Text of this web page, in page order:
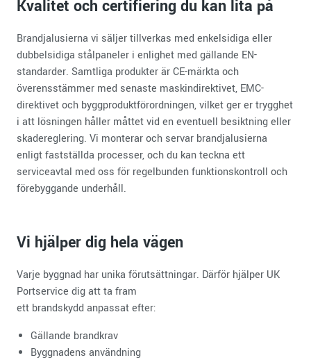
Kvalitet och certifiering du kan lita på
Brandjalusierna vi säljer tillverkas med enkelsidiga eller
dubbelsidiga stålpaneler i enlighet med gällande EN-
standarder. Samtliga produkter är CE-märkta och
överensstämmer med senaste maskindirektivet, EMC-
direktivet och byggproduktförordningen, vilket ger er trygghet
i att lösningen håller måttet vid en eventuell besiktning eller
skadereglering. Vi monterar och servar brandjalusierna
enligt fastställda processer, och du kan teckna ett
serviceavtal med oss för regelbunden funktionskontroll och
förebyggande underhåll.
Vi hjälper dig hela vägen
Varje byggnad har unika förutsättningar. Därför hjälper UK
Portservice dig att ta fram
ett brandskydd anpassat efter:
Gällande brandkrav
Byggnadens användning